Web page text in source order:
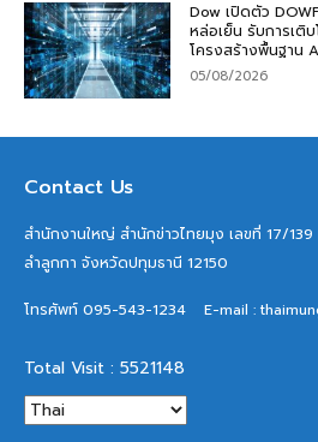
Dow เปิดตัว
หล่อเย็น รับการเติ
โครงสร้างพื้นฐาน
05/08/2026
Contact Us
สำนักงานใหญ่ สำนักข่าวไทยมุง เลขที่ 17/
ลำลูกกา จังหวัดปทุมธานี 12150
โทรศัพท์ 095-543-1234 E-mail :
Total Visit : 5521148